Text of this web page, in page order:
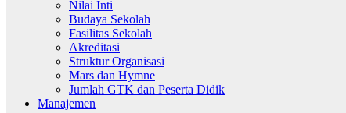
Nilai Inti
Budaya Sekolah
Fasilitas Sekolah
Akreditasi
Struktur Organisasi
Mars dan Hymne
Jumlah GTK dan Peserta Didik
Manajemen